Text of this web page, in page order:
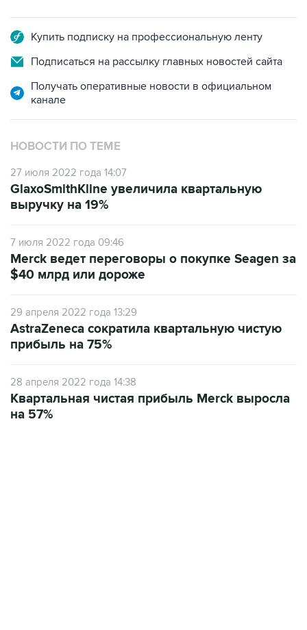
Купить подписку на профессиональную ленту
Подписаться на рассылку главных новостей сайта
Получать оперативные новости в официальном
канале
НОВОСТИ ПО ТЕМЕ
27 июля 2022 года 14:07
GlaxoSmithKline увеличила квартальную
выручку на 19%
7 июля 2022 года 09:46
Merck ведет переговоры о покупке Seagen за
$40 млрд или дороже
29 апреля 2022 года 13:29
AstraZeneca сократила квартальную чистую
прибыль на 75%
28 апреля 2022 года 14:38
Квартальная чистая прибыль Merck выросла
на 57%